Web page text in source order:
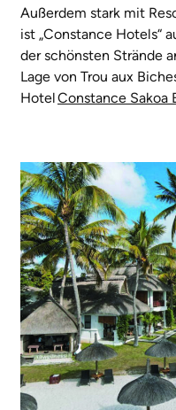
Außerdem stark mit
ist „Constance Hotels“
der schönsten Strände
Lage von Trou aux
HotelConstance Sakoa